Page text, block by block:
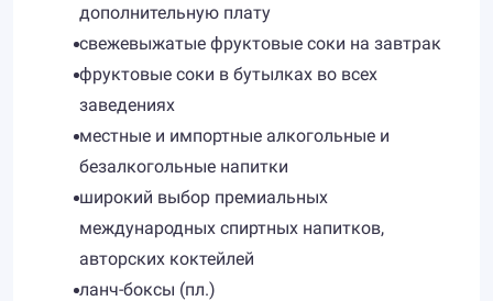
дополнительную плату
свежевыжатые фруктовые соки на завтрак
фруктовые соки в бутылках во всех
заведениях
местные и импортные алкогольные и
безалкогольные напитки
широкий выбор премиальных
международных спиртных напитков,
авторских коктейлей
ланч-боксы (пл.)